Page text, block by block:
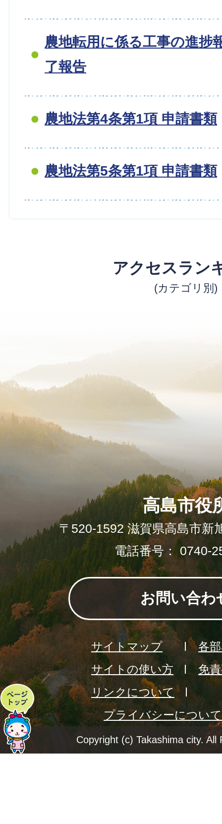
農地転用に係る工事の進捗
了報告
農地法第4条第1項 申請書類
農地法第5条第1項 申請書類
アクセスラン
(カテゴリ別)
ペ
ー
ジ
高島市役
〒520-1592 滋賀県高島市新
電話番号： 0740-
お問い合わ
サイトマップ
各
サイトの使い方
免
リンクについて
プライバシーについて
Copyright (c) Takashima city. All